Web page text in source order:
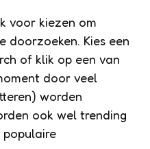
voor kiezen om
doorzoeken. Kies een
of klik op een van
door veel
worden
ook wel trending
populaire